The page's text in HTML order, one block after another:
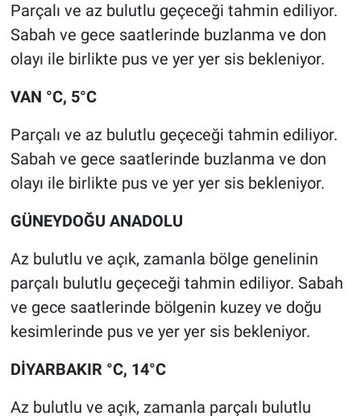
Parçalı ve az bulutlu geçeceği tahmin ediliyor.
Sabah ve gece saatlerinde buzlanma ve don
olayı ile birlikte pus ve yer yer sis bekleniyor.
VAN °C, 5°C
Parçalı ve az bulutlu geçeceği tahmin ediliyor.
Sabah ve gece saatlerinde buzlanma ve don
olayı ile birlikte pus ve yer yer sis bekleniyor.
GÜNEYDOĞU ANADOLU
Az bulutlu ve açık, zamanla bölge genelinin
parçalı bulutlu geçeceği tahmin ediliyor. Sabah
ve gece saatlerinde bölgenin kuzey ve doğu
kesimlerinde pus ve yer yer sis bekleniyor.
DİYARBAKIR °C, 14°C
Az bulutlu ve açık, zamanla parçalı bulutlu